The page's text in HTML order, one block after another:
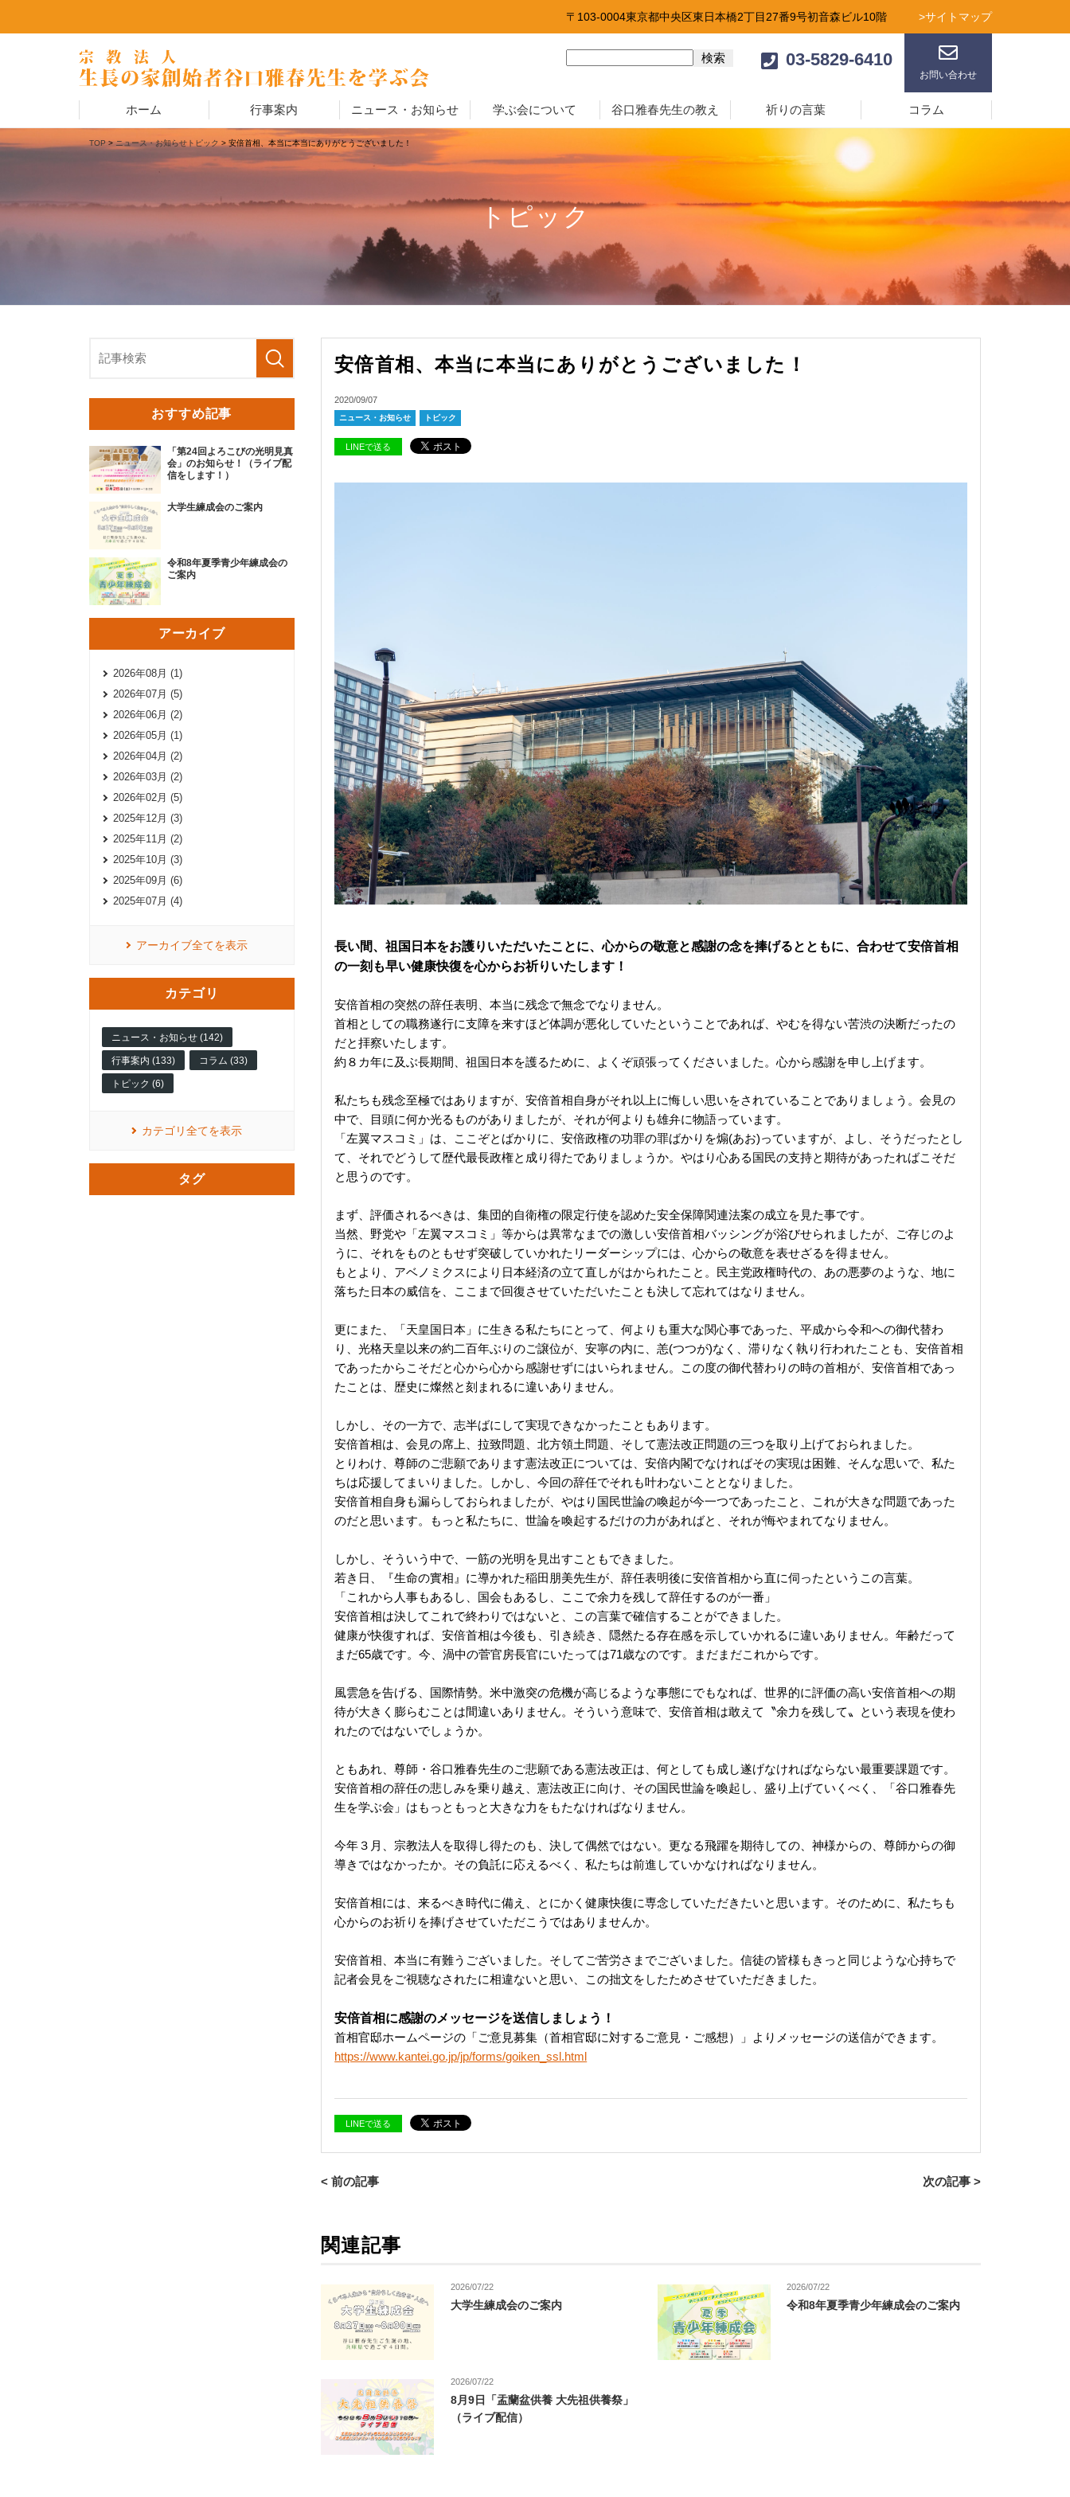
〒103-0004東京都中央区東日本橋2丁目27番9号初音森ビル10階 >サイトマップ
03-5829-6410
お問い合わせ
ホーム 行事案内 ニュース・お知らせ 学ぶ会について 谷口雅春先生の教え 祈りの言葉 コラム
TOP>ニュース・お知らせ トピック > 安倍首相、本当に本当にありがとうございました！
トピック
安倍首相、本当に本当にありがとうございました！
2020/09/07
ニュース・お知らせ トピック
LINEで送る
長い間、祖国日本をお護りいただいたことに、心からの敬意と感謝の念を捧げるとともに、合わせて安倍首相
の一刻も早い健康快復を心からお祈りいたします！
安倍首相の突然の辞任表明、本当に残念で無念でなりません。
首相としての職務遂行に支障を来すほど体調が悪化していたということであれば、やむを得ない苦渋の決断だったの
だと拝察いたします。
約８カ年に及ぶ長期間、祖国日本を護るために、よくぞ頑張ってくださいました。心から感謝を申し上げます。
私たちも残念至極ではありますが、安倍首相自身がそれ以上に悔しい思いをされていることでありましょう。会見の
中で、目頭に何か光るものがありましたが、それが何よりも雄弁に物語っています。
「左翼マスコミ」は、ここぞとばかりに、安倍政権の功罪の罪ばかりを煽(あお)っていますが、よし、そうだったとし
て、それでどうして歴代最長政権と成り得たでありましょうか。やはり心ある国民の支持と期待があったればこそだ
と思うのです。
まず、評価されるべきは、集団的自衛権の限定行使を認めた安全保障関連法案の成立を見た事です。
当然、野党や「左翼マスコミ」等からは異常なまでの激しい安倍首相バッシングが浴びせられましたが、ご存じのよ
うに、それをものともせず突破していかれたリーダーシップには、心からの敬意を表せざるを得ません。
もとより、アベノミクスにより日本経済の立て直しがはかられたこと。民主党政権時代の、あの悪夢のような、地に
落ちた日本の威信を、ここまで回復させていただいたことも決して忘れてはなりません。
更にまた、「天皇国日本」に生きる私たちにとって、何よりも重大な関心事であった、平成から令和への御代替わ
り、光格天皇以来の約二百年ぶりのご譲位が、安寧の内に、恙(つつが)なく、滞りなく執り行われたことも、安倍首相
であったからこそだと心から心から感謝せずにはいられません。この度の御代替わりの時の首相が、安倍首相であっ
たことは、歴史に燦然と刻まれるに違いありません。
しかし、その一方で、志半ばにして実現できなかったこともあります。
安倍首相は、会見の席上、拉致問題、北方領土問題、そして憲法改正問題の三つを取り上げておられました。
とりわけ、尊師のご悲願であります憲法改正については、安倍内閣でなければその実現は困難、そんな思いで、私た
ちは応援してまいりました。しかし、今回の辞任でそれも叶わないこととなりました。
安倍首相自身も漏らしておられましたが、やはり国民世論の喚起が今一つであったこと、これが大きな問題であった
のだと思います。もっと私たちに、世論を喚起するだけの力があればと、それが悔やまれてなりません。
しかし、そういう中で、一筋の光明を見出すこともできました。
若き日、『生命の實相』に導かれた稲田朋美先生が、辞任表明後に安倍首相から直に伺ったというこの言葉。
「これから人事もあるし、国会もあるし、ここで余力を残して辞任するのが一番」
安倍首相は決してこれで終わりではないと、この言葉で確信することができました。
健康が快復すれば、安倍首相は今後も、引き続き、隠然たる存在感を示していかれるに違いありません。年齢だって
まだ65歳です。今、渦中の菅官房長官にいたっては71歳なのです。まだまだこれからです。
風雲急を告げる、国際情勢。米中激突の危機が高じるような事態にでもなれば、世界的に評価の高い安倍首相への期
待が大きく膨らむことは間違いありません。そういう意味で、安倍首相は敢えて〝余力を残して〟という表現を使わ
れたのではないでしょうか。
ともあれ、尊師・谷口雅春先生のご悲願である憲法改正は、何としても成し遂げなければならない最重要課題です。
安倍首相の辞任の悲しみを乗り越え、憲法改正に向け、その国民世論を喚起し、盛り上げていくべく、「谷口雅春先
生を学ぶ会」はもっともっと大きな力をもたなければなりません。
今年３月、宗教法人を取得し得たのも、決して偶然ではない。更なる飛躍を期待しての、神様からの、尊師からの御
導きではなかったか。その負託に応えるべく、私たちは前進していかなければなりません。
安倍首相には、来るべき時代に備え、とにかく健康快復に専念していただきたいと思います。そのために、私たちも
心からのお祈りを捧げさせていただこうではありませんか。
安倍首相、本当に有難うございました。そしてご苦労さまでございました。信徒の皆様もきっと同じような心持ちで
記者会見をご視聴なされたに相違ないと思い、この拙文をしたためさせていただきました。
安倍首相に感謝のメッセージを送信しましょう！
首相官邸ホームページの「ご意見募集（首相官邸に対するご意見・ご感想）」よりメッセージの送信ができます。
https://www.kantei.go.jp/jp/forms/goiken_ssl.html
LINEで送る
< 前の記事 次の記事 >
関連記事
2026/07/22
大学生練成会のご案内
2026/07/22
令和8年夏季青少年練成会のご案内
2026/07/22
8月9日「盂蘭盆供養 大先祖供養祭」
（ライブ配信）
おすすめ記事
「第24回よろこびの光明見真
会」のお知らせ！（ライブ配
信をします！）
大学生練成会のご案内
令和8年夏季青少年練成会の
ご案内
アーカイブ
2026年08月 (1)
2026年07月 (5)
2026年06月 (2)
2026年05月 (1)
2026年04月 (2)
2026年03月 (2)
2026年02月 (5)
2025年12月 (3)
2025年11月 (2)
2025年10月 (3)
2025年09月 (6)
2025年07月 (4)
アーカイブ全てを表示
カテゴリ
ニュース・お知らせ (142)
行事案内 (133) コラム (33)
トピック (6)
カテゴリ全てを表示
タグ